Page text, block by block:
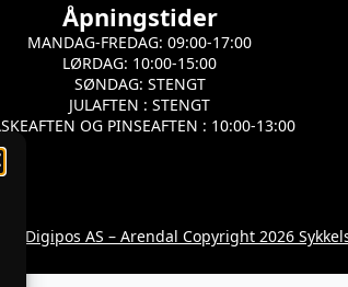
Åpningstider
MANDAG-FREDAG: 09:00-17:00
LØRDAG: 10:00-15:00
SØNDAG: STENGT
JULAFTEN : STENGT
OG PINSEAFTEN : 10:00-13:00
Digipos AS – Arendal Copyright 2026